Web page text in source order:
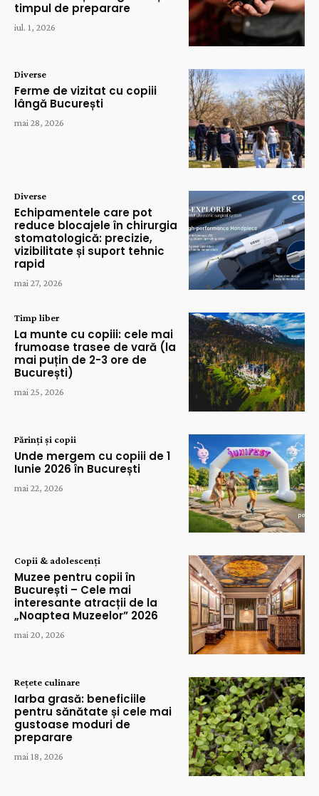
timpul de preparare
iul. 1, 2026
Diverse
Ferme de vizitat cu copiii
lângă București
mai 28, 2026
Diverse
Echipamentele care pot
reduce blocajele în chirurgia
stomatologică: precizie,
vizibilitate și suport tehnic
rapid
mai 27, 2026
Timp liber
La munte cu copiii: cele mai
frumoase trasee de vară (la
mai puțin de 2-3 ore de
București)
mai 25, 2026
Părinți și copii
Unde mergem cu copiii de 1
Iunie 2026 în București
mai 22, 2026
Copii & adolescenți
Muzee pentru copii în
București – Cele mai
interesante atracții de la
„Noaptea Muzeelor” 2026
mai 20, 2026
Rețete culinare
Iarba grasă: beneficiile
pentru sănătate și cele mai
gustoase moduri de
preparare
mai 18, 2026